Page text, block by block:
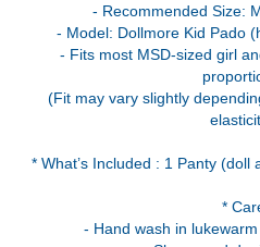
- Recommended Size:
- Model: Dollmore Kid Pado
- Fits most MSD-sized girl
(Fit may vary slightly
* What’s Included : 1 Panty
*
- Hand wash in